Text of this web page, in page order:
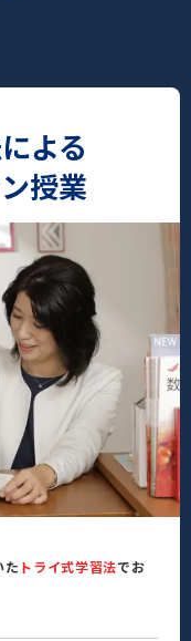
よる
授業
た トライ式学習法でお